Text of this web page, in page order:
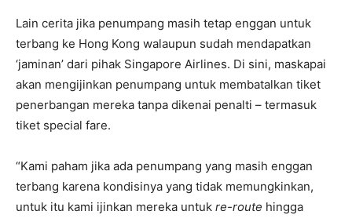
Lain cerita jika penumpang masih tetap enggan untuk
terbang ke Hong Kong walaupun sudah mendapatkan
‘jaminan’ dari pihak Singapore Airlines. Di sini, maskapai
akan mengijinkan penumpang untuk membatalkan tiket
penerbangan mereka tanpa dikenai penalti – termasuk
tiket special fare.
“Kami paham jika ada penumpang yang masih enggan
terbang karena kondisinya yang tidak memungkinkan,
untuk itu kami ijinkan mereka untuk re-route hingga